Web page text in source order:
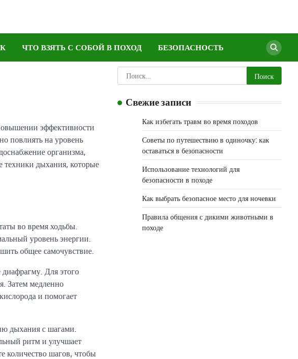
ЧТО ВЗЯТЬ С СОБОЙ В ПОХОД БЕЗОПАСНОСТЬ
эффективности
повлиять на уровень
организма,
техники дыхания, которые
во время ходьбы.
уровень энергии.
общее самочувствие.
Для этого
Затем медленно
и помогает
дыхания с шагами.
ритм и улучшает
количество шагов, чтобы
Найти:
Свежие записи
Как избегать травм во время походов
Советы по путешествию в одиночку: как
оставаться в безопасности
Использование технологий для
безопасности в походе
Как выбрать безопасное место для ночевки
Правила общения с дикими животными в
походе